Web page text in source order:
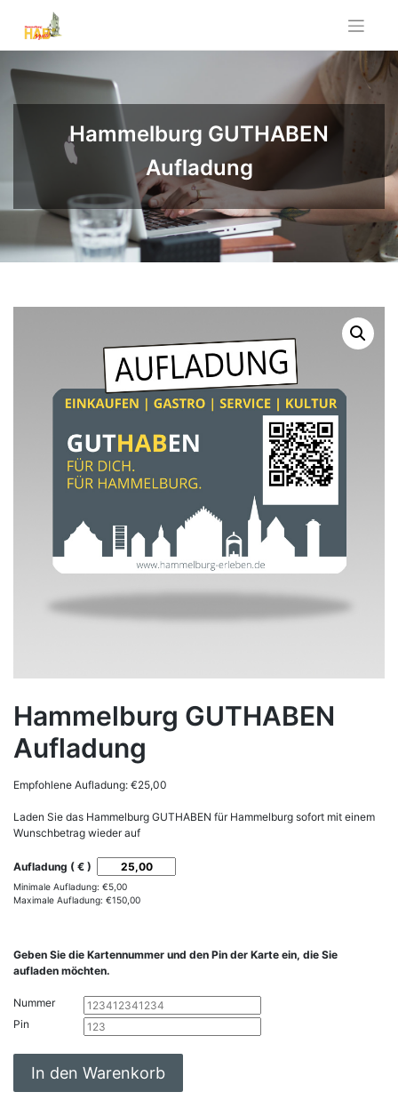
content
Hammelburg GUTHABEN
Aufladung
Hammelburg GUTHABEN
Aufladung
Empfohlene Aufladung: €25,00
Laden Sie das Hammelburg GUTHABEN für Hammelburg sofort mit einem
Wunschbetrag wieder auf
Aufladung ( € )
Minimale Aufladung: €5,00
Maximale Aufladung: €150,00
Geben Sie die Kartennummer und den Pin der Karte ein, die Sie
aufladen möchten.
Nummer
Pin
Hammelburg
GUTHABEN
Aufladung
In den Warenkorb